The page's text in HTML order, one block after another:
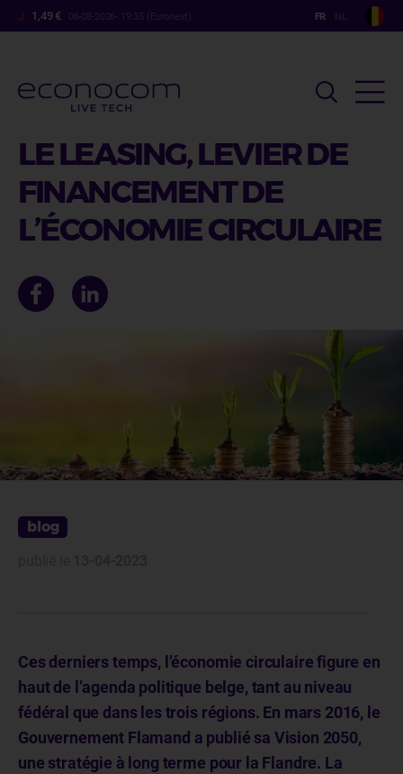
Aller
au
principal
1,49 € 06-08-2026- 19:35 (Euronext)
LE LEASING, LEVIER DE
FINANCEMENT DE
L’ÉCONOMIE CIRCULAIRE
blog
Ces derniers temps, l’économie circulaire figure en
haut de l’agenda politique belge, tant au niveau
fédéral que dans les trois régions. En mars 2016, le
Gouvernement Flamand a publié sa Vision 2050,
une stratégie à long terme pour la Flandre. La